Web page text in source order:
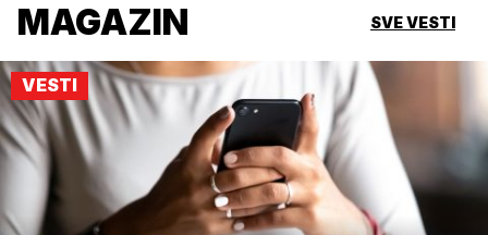
MAGAZIN SVE VESTI
VESTI